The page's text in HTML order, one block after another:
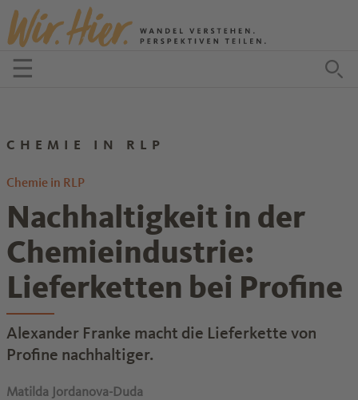
Zum Inhalt springen
☰Menü öffnen
CHEMIE IN RLP
Chemie in RLP
Nachhaltigkeit in der
Chemieindustrie:
Lieferketten bei Profine
Alexander Franke macht die Lieferkette von
Profine nachhaltiger.
Matilda Jordanova-Duda